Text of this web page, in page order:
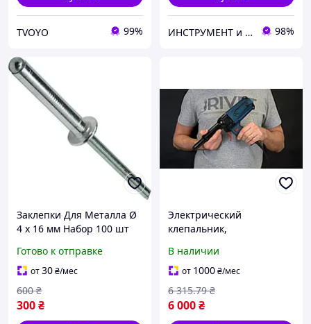
TVOYO 99% ИНСТРУМЕНТ и МЕТИЗЫ 98%
Заклепки Для Металла Ø
4 х 16 мм Набор 100 шт
Готово к отправке
от30₴/мес
300₴
600 ₴
Электрический
клепальник,
TIME-PROOF 500
В наличии
от 1000₴/мес
6 000₴
6 315.79 ₴